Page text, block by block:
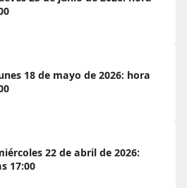
18 de mayo de 2026: hora
22 de abril de 2026:
17:00